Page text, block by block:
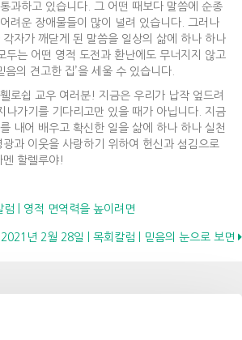
과하고 있습니다. 그 어떤 때보다 말씀에 순종
려운 장애물들이 많이 널려 있습니다. 그러나
자가 깨닫게 된 말씀을 일상의 삶에 하나 하나
두는 어떤 영적 도전과 환난에도 무너지지 않고
음의 견고한 집’을 세울 수 있습니다.
로쉽 교우 여러분! 지금은 우리가 납작 엎드려
나가기를 기다리고만 있을 때가 아닙니다. 지금
내어 배우고 확신한 일을 삶에 하나 하나 실천
과 이웃을 사랑하기 위하여 헌신과 섬김으로
멘 할렐루야!
| 영적 면역력을 높이려면
2021년 2월 28일 | 목회칼럼 | 믿음의 눈으로 보면